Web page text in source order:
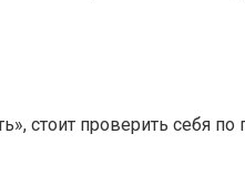
стоит проверить себя